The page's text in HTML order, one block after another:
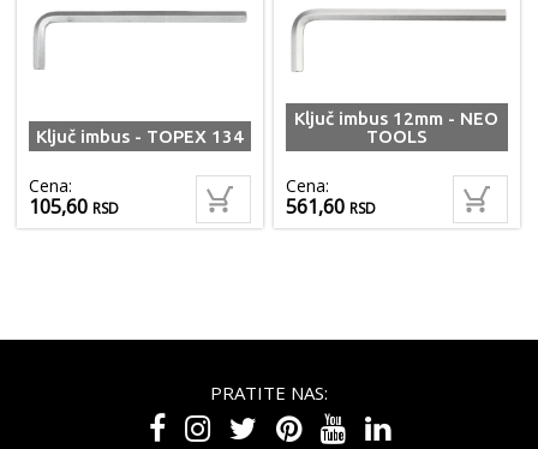
Ključ imbus - TOPEX 134
Cena:
105,60RSD
Ključ imbus 12mm - NEO
TOOLS
Cena:
561,60RSD
PRATITE NAS: